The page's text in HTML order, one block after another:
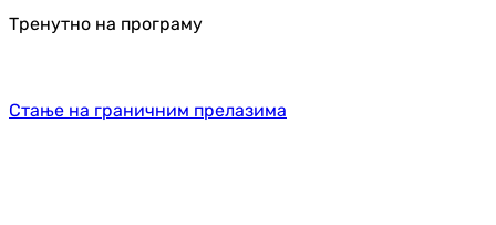
Тренутно на програму
Стање на граничним прелазима